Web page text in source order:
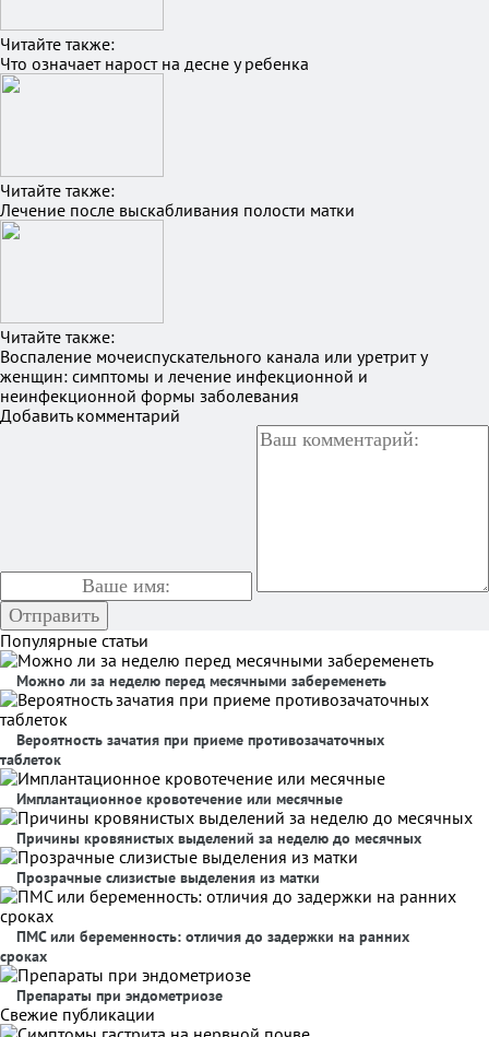
Читайте также:
Что означает нарост на десне у ребенка
Читайте также:
Лечение после выскабливания полости матки
Читайте также:
Воспаление мочеиспускательного канала или уретрит у
женщин: симптомы и лечение инфекционной и
неинфекционной формы заболевания
Добавить комментарий
Популярные статьи
Можно ли за неделю перед месячными забеременеть
Вероятность зачатия при приеме противозачаточных
таблеток
Имплантационное кровотечение или месячные
Причины кровянистых выделений за неделю до месячных
Прозрачные слизистые выделения из матки
ПМС или беременность: отличия до задержки на ранних
сроках
Препараты при эндометриозе
Свежие публикации